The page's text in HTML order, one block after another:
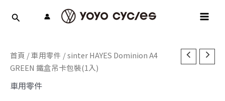
首頁 /車用零件 / sinter HAYES Dominion A4
GREEN 鐵盒吊卡包裝(1入)
車用零件